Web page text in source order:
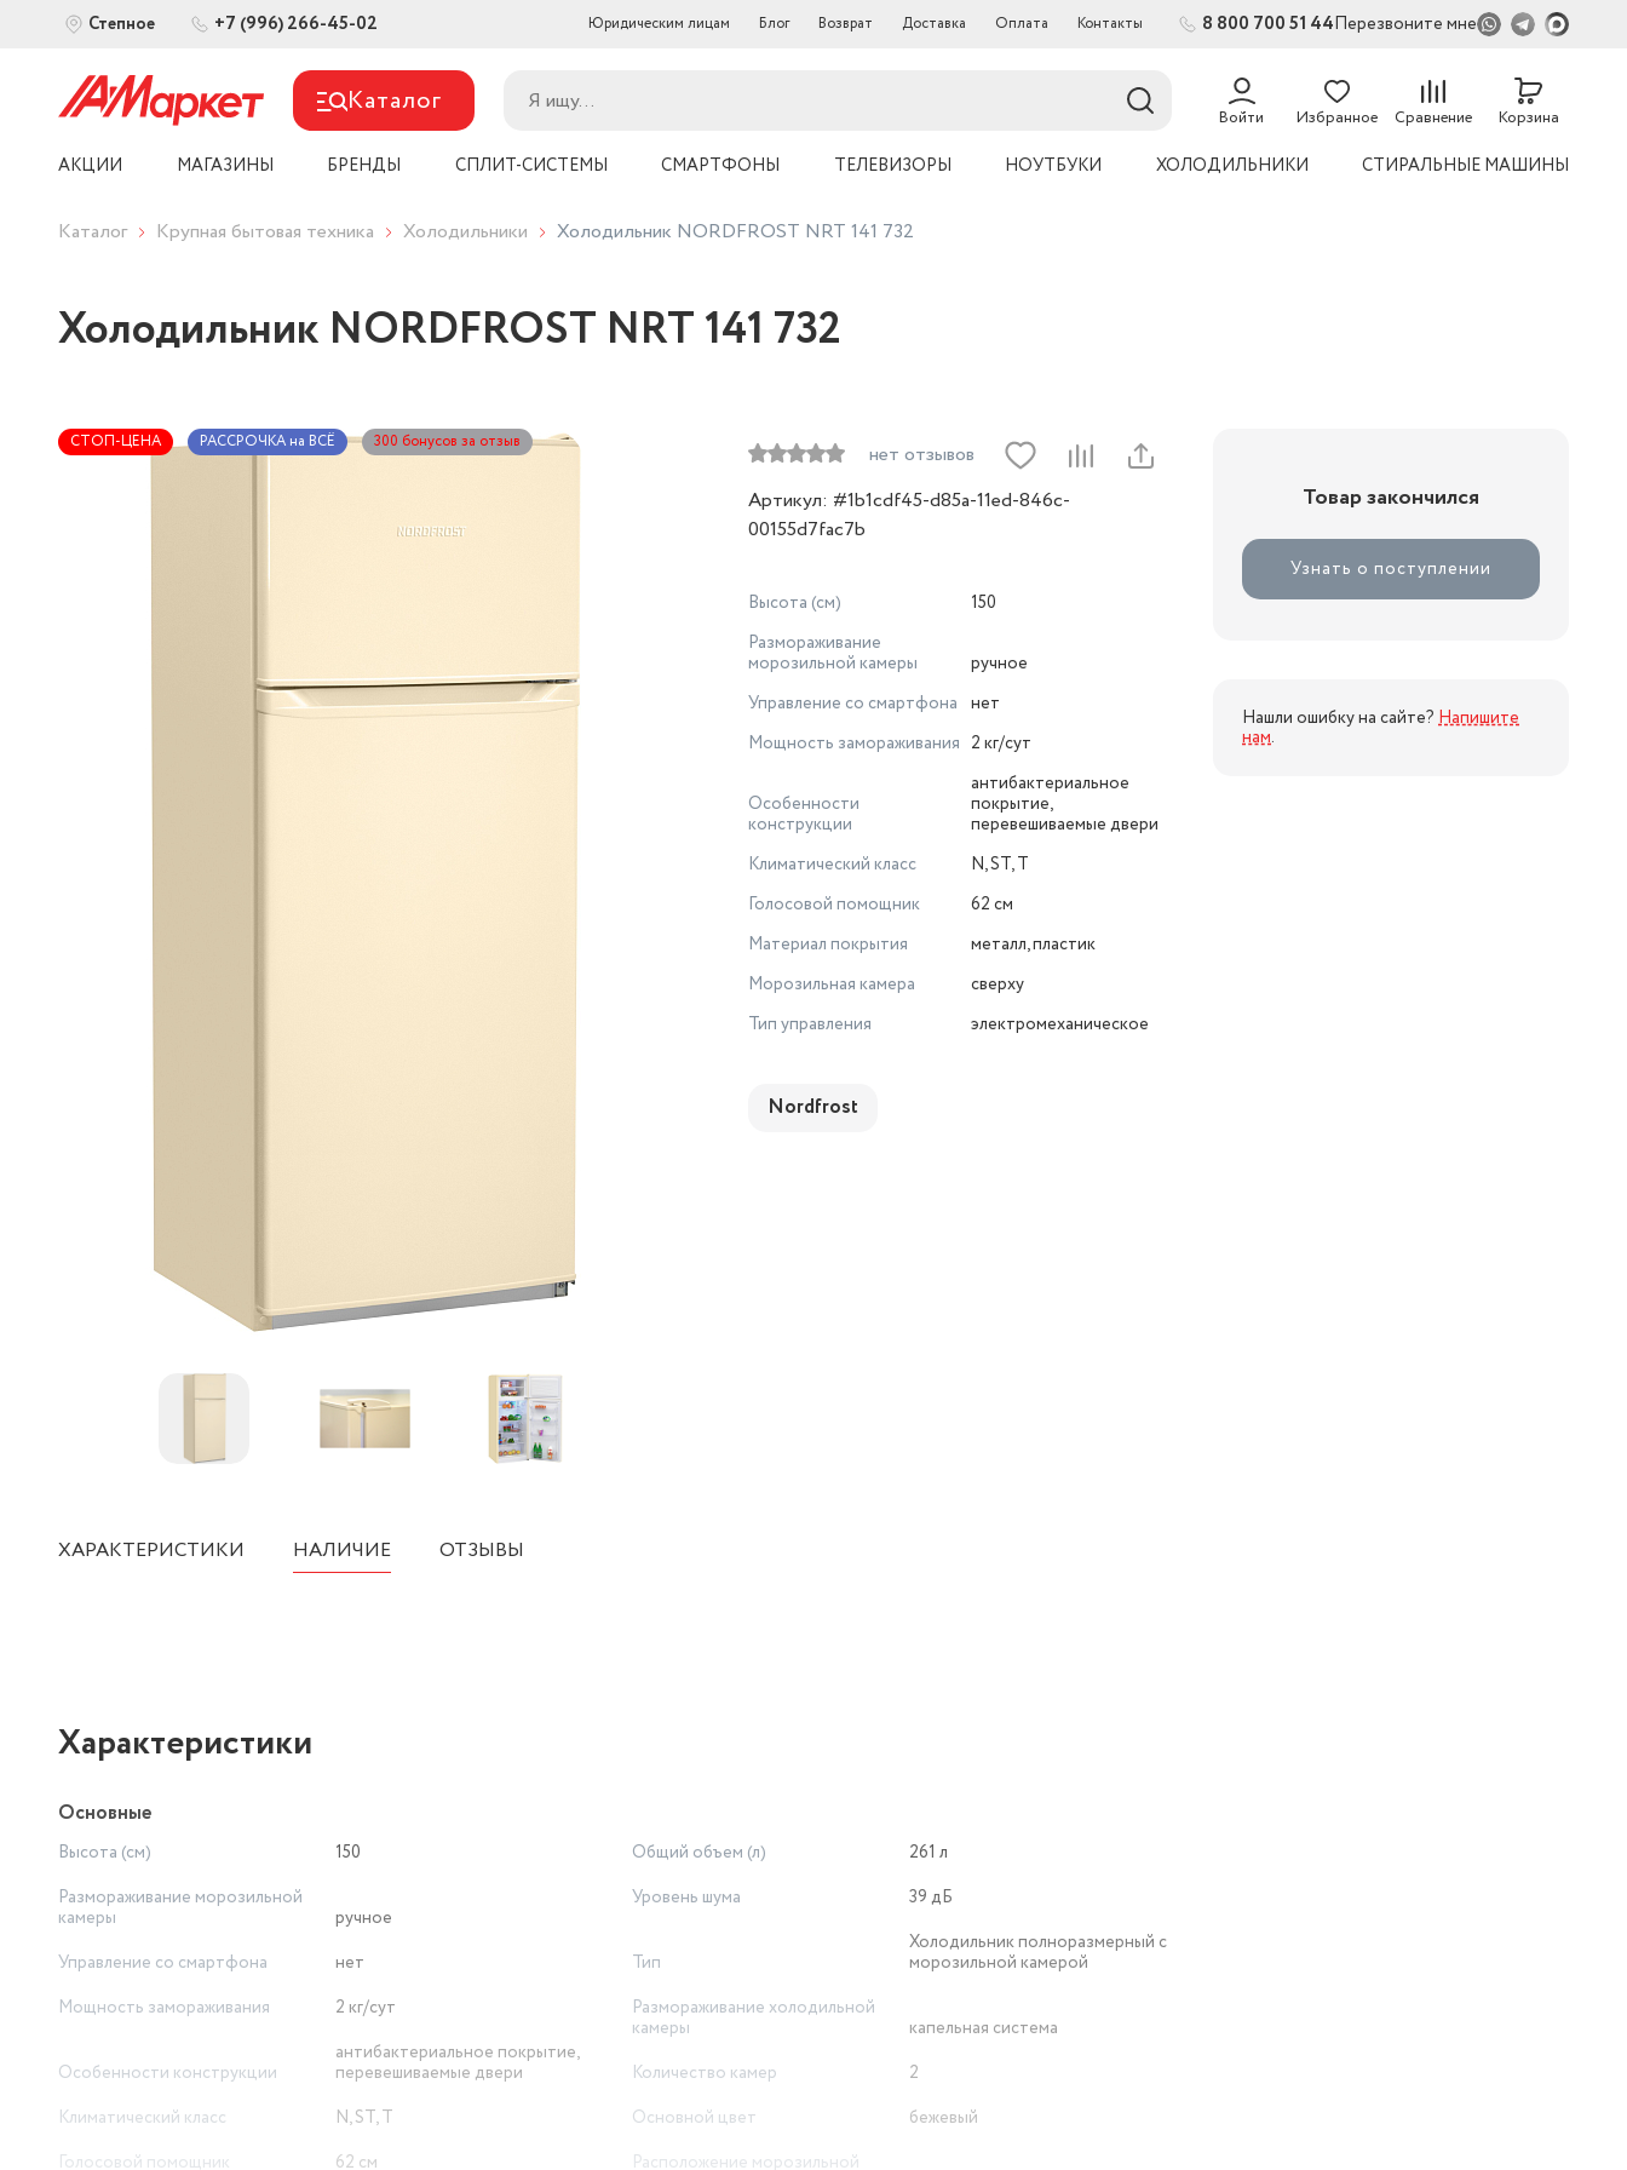
Степное +7 (996) 266-45-02 Юридическим лицам Блог Возврат Доставка Оплата Контакты 8 800 700 51 44Перезвоните мне
Каталог Войти Избранное Сравнение
54
Корзина
АКЦИИ МАГАЗИНЫ БРЕНДЫ СПЛИТ-СИСТЕМЫ СМАРТФОНЫ ТЕЛЕВИЗОРЫ НОУТБУКИ ХОЛОДИЛЬНИКИ СТИРАЛЬНЫЕ МАШИНЫ
Каталог Крупная бытовая техника Холодильники Холодильник NORDFROST NRT 141 732
Холодильник NORDFROST NRT 141 732
СТОП-ЦЕНА РАССРОЧКА на ВСЁ 300 бонусов за отзыв
нет отзывов
Артикул: #1b1cdf45-d85a-11ed-846c-
00155d7fac7b
Высота (см)
150
Размораживание
морозильной камеры
ручное
Управление со смартфона нет
Мощность замораживания 2 кг/сут
Особенности
конструкции
антибактериальное
покрытие,
перевешиваемые двери
Климатический класс
N, ST, T
Голосовой помощник
62 см
Материал покрытия
металл, пластик
Морозильная камера
сверху
Тип управления
электромеханическое
Nordfrost
Товар закончился
Узнать о поступлении
Нашли ошибку на сайте? Напишите
нам.
ХАРАКТЕРИСТИКИ НАЛИЧИЕ ОТЗЫВЫ
Характеристики
Основные
Высота (см)
150
Размораживание морозильной
камеры
ручное
Управление со смартфона
нет
Мощность замораживания
2 кг/сут
Особенности конструкции
антибактериальное покрытие,
перевешиваемые двери
Климатический класс
N, ST, T
Голосовой помощник
62 см
Общий объем (л)
261 л
Уровень шума
39 дБ
Тип
Холодильник полноразмерный с
морозильной камерой
Размораживание холодильной
камеры
капельная система
Количество камер
2
Основной цвет
бежевый
Расположение морозильной